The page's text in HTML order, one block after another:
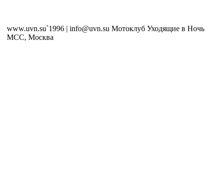
www.uvn.su`1996 | info@uvn.su Мотоклуб Уходящие в Ночь
MCC, Москва